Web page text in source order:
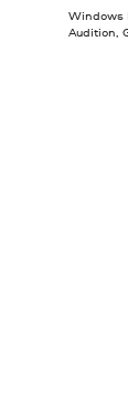
Windows
Audition,